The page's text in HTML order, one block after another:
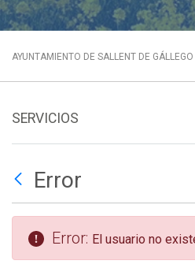
AYUNTAMIENTO DE SALLENT DE GÁLLEGO
SERVICIOS
Error
Error: El usuario no